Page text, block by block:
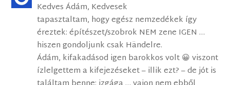
Kedves Ádám, Kedvesek
tapasztaltam, hogy egész nemzedékek így
éreztek: építészet/szobrok NEM zene IGEN …
hiszen gondoljunk csak Händelre.
Ádám, kifakadásod igen barokkos volt 😀 viszont
ízlelgettem a kifejezéseket – illik ezt? – de jót is